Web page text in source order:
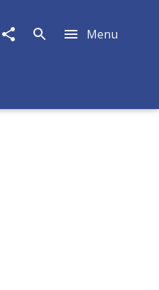
Menu